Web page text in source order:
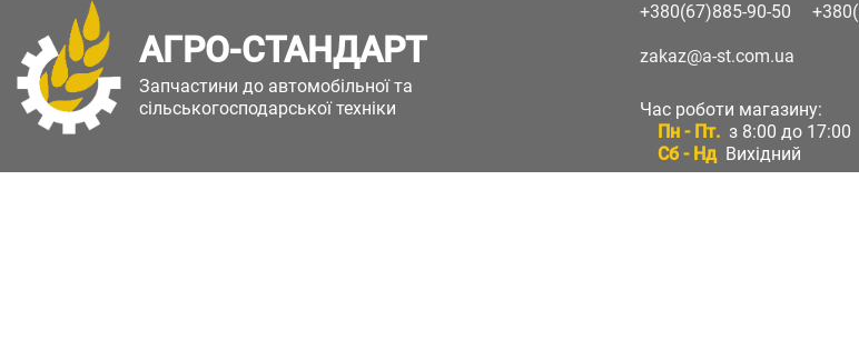
АГРО-СТАНДАРТ
Запчастини до автомобільної та
сільськогосподарської техніки
+380(67)885-90-50
zakaz@a-st.com.ua
Час роботи магазину:
Пн - Пт. з 8:00 до 17:00
Сб - Нд Вихідний